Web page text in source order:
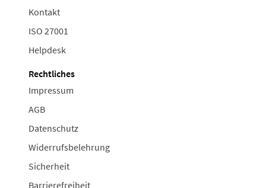
Kontakt
ISO 27001
Helpdesk
Rechtliches
Impressum
AGB
Datenschutz
Widerrufsbelehrung
Sicherheit
Barrierefreiheit